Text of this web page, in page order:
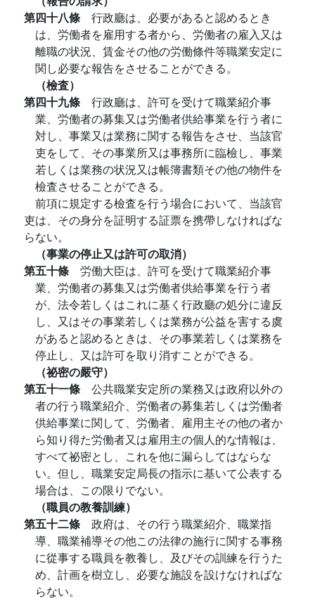
第四十八條 行政廳は、必要があると認めるとき
は、労働者を雇用する者から、労働者の雇入又は
離職の状況、賃金その他の労働條件等職業安定に
関し必要な報告をさせることができる。
（檢査）
第四十九條 行政廳は、許可を受けて職業紹介事
業、労働者の募集又は労働者供給事業を行う者に
対し、事業又は業務に関する報告をさせ、当該官
吏をして、その事業所又は事務所に臨檢し、事業
若しくは業務の状況又は帳簿書類その他の物件を
檢査させることができる。
前項に規定する檢査を行う場合において、当該官
吏は、その身分を証明する証票を携帶しなければな
らない。
（事業の停止又は許可の取消）
第五十條 労働大臣は、許可を受けて職業紹介事
業、労働者の募集又は労働者供給事業を行う者
が、法令若しくはこれに基く行政廳の処分に違反
し、又はその事業若しくは業務が公益を害する虞
があると認めるときは、その事業若しくは業務を
停止し、又は許可を取り消すことができる。
（祕密の嚴守）
第五十一條 公共職業安定所の業務又は政府以外の
者の行う職業紹介、労働者の募集若しくは労働者
供給事業に関して、労働者、雇用主その他の者か
ら知り得た労働者又は雇用主の個人的な情報は、
すべて祕密とし、これを他に漏らしてはならな
い。但し、職業安定局長の指示に基いて公表する
場合は、この限りでない。
（職員の教養訓練）
第五十二條 政府は、その行う職業紹介、職業指
導、職業補導その他この法律の施行に関する事務
に從事する職員を教養し、及びその訓練を行うた
め、計画を樹立し、必要な施設を設けなければな
らない。